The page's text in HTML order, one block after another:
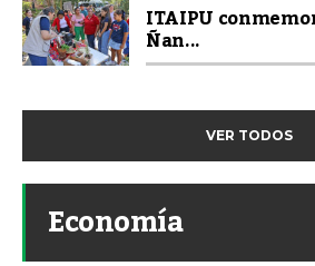
ITAIPU
Ñan...
VER TODOS
Economía